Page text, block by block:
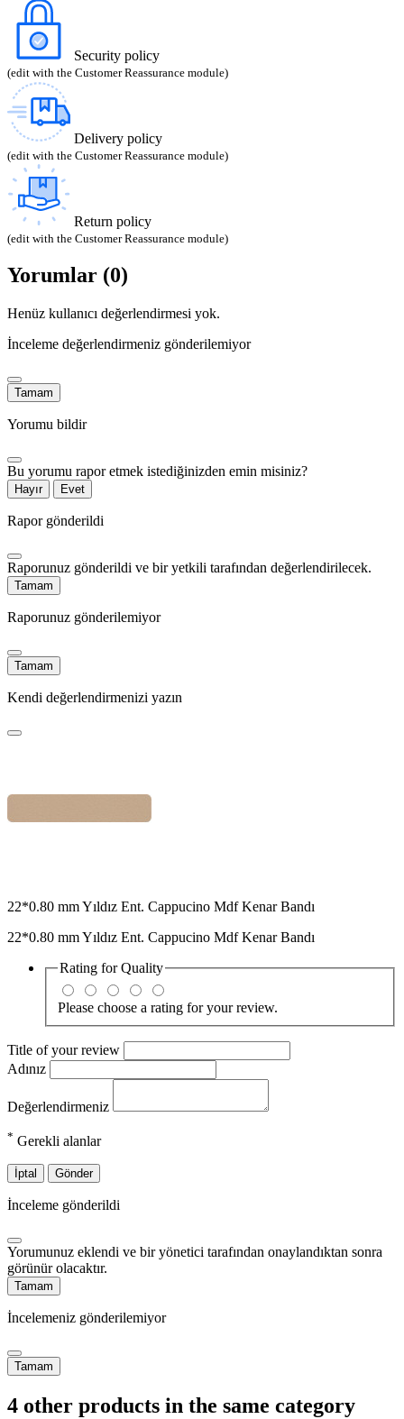
Security policy
(edit with the Customer Reassurance module)
Delivery policy
(edit with the Customer Reassurance module)
Return policy
(edit with the Customer Reassurance module)
Yorumlar (0)
Henüz kullanıcı değerlendirmesi yok.
İnceleme değerlendirmeniz gönderilemiyor
Tamam
Yorumu bildir
Bu yorumu rapor etmek istediğinizden emin misiniz?
Hayır Evet
Rapor gönderildi
Raporunuz gönderildi ve bir yetkili tarafından değerlendirilecek.
Tamam
Raporunuz gönderilemiyor
Tamam
Kendi değerlendirmenizi yazın
22*0.80 mm Yıldız Ent. Cappucino Mdf Kenar Bandı
22*0.80 mm Yıldız Ent. Cappucino Mdf Kenar Bandı
Rating forQuality
Please choose a rating for your review.
Title of your review
Adınız
Değerlendirmeniz
* Gerekli alanlar
İptal Gönder
İnceleme gönderildi
Yorumunuz eklendi ve bir yönetici tarafından onaylandıktan sonra
görünür olacaktır.
Tamam
İncelemeniz gönderilemiyor
Tamam
4 other products in the same category